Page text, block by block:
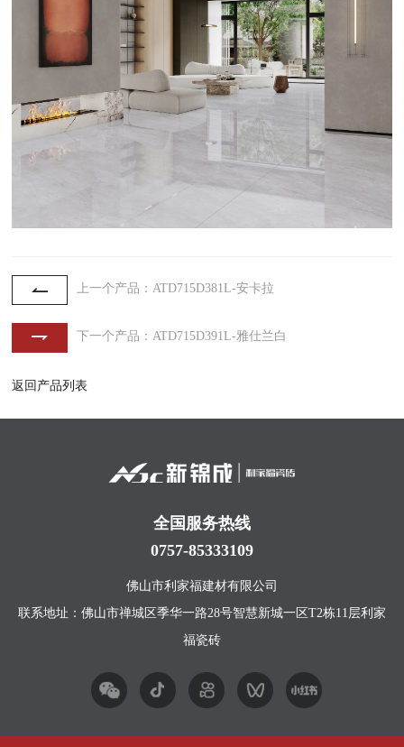
上一个产品：ATD715D381L-安卡拉
下一个产品：ATD715D391L-雅仕兰白
返回产品列表
全国服务热线
0757-85333109
佛山市利家福建材有限公司
联系地址：佛山市禅城区季华一路28号智慧新城一区T2栋11层利家
福瓷砖